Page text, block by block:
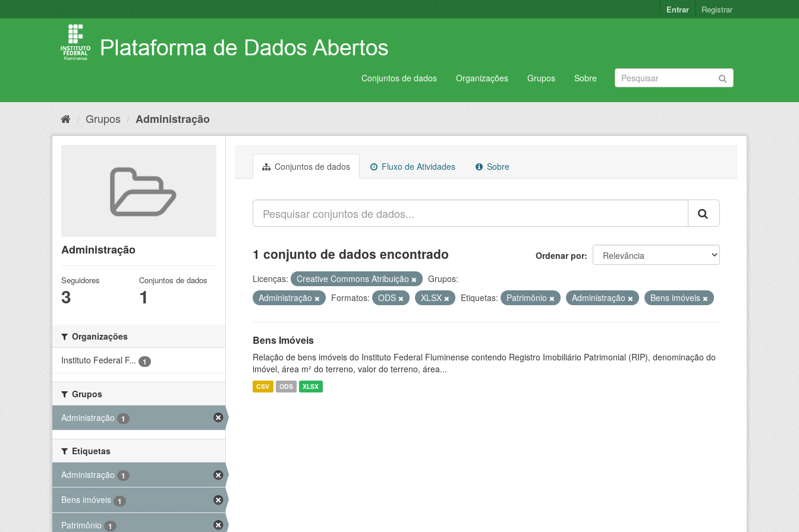
para
Entrar Registrar
Conjuntos de dados Organizações Grupos Sobre
Grupos Administração
Administração
Seguidores
3
Conjuntos de dados
1
Organizações
Instituto Federal F...
1
Grupos
Administração
1
Etiquetas
Administração
1
Bens imóveis 1
Patrimônio 1
Conjuntos de dados Fluxo de Atividades Sobre
Ordenar por
1 conjunto de dados encontrado
Licenças: Creative Commons Atribuição
Grupos:
Administração
Formatos: ODS XLSX Etiquetas: Patrimônio Administração Bens imóveis
Bens Imóveis
Relação de bens imóveis do Instituto Federal Fluminense contendo Registro Imobiliário Patrimonial (RIP), denominação do
imóvel, área m² do terreno, valor do terreno, área...
CSV ODS XLSX